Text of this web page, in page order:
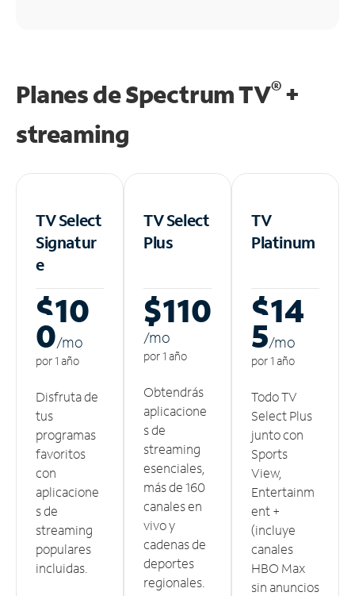
Planes de Spectrum TV®+
streaming
TV Select
Signatur
e
$10
0/mo
por 1 año
Disfruta de
tus
programas
favoritos
con
aplicacione
s de
streaming
populares
incluidas.
TV Select
Plus
$110
/mo
por 1 año
Obtendrás
aplicacione
s de
streaming
esenciales,
más de 160
canales en
vivo y
cadenas de
deportes
regionales.
TV
Platinum
$14
5/mo
por 1 año
Todo TV
Select Plus
junto con
Sports
View,
Entertainm
ent +
(incluye
canales
HBO Max
sin anuncios